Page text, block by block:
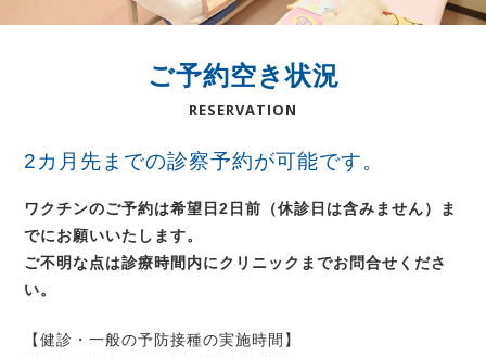
ご予約空き状況
RESERVATION
2カ月先までの診察予約が可能です。
ワクチンのご予約は希望日2日前（休診日は含みません）ま
でにお願いいたします。
ご不明な点は診療時間内にクリニックまでお問合せくださ
い。
【健診・一般の予防接種の実施時間】